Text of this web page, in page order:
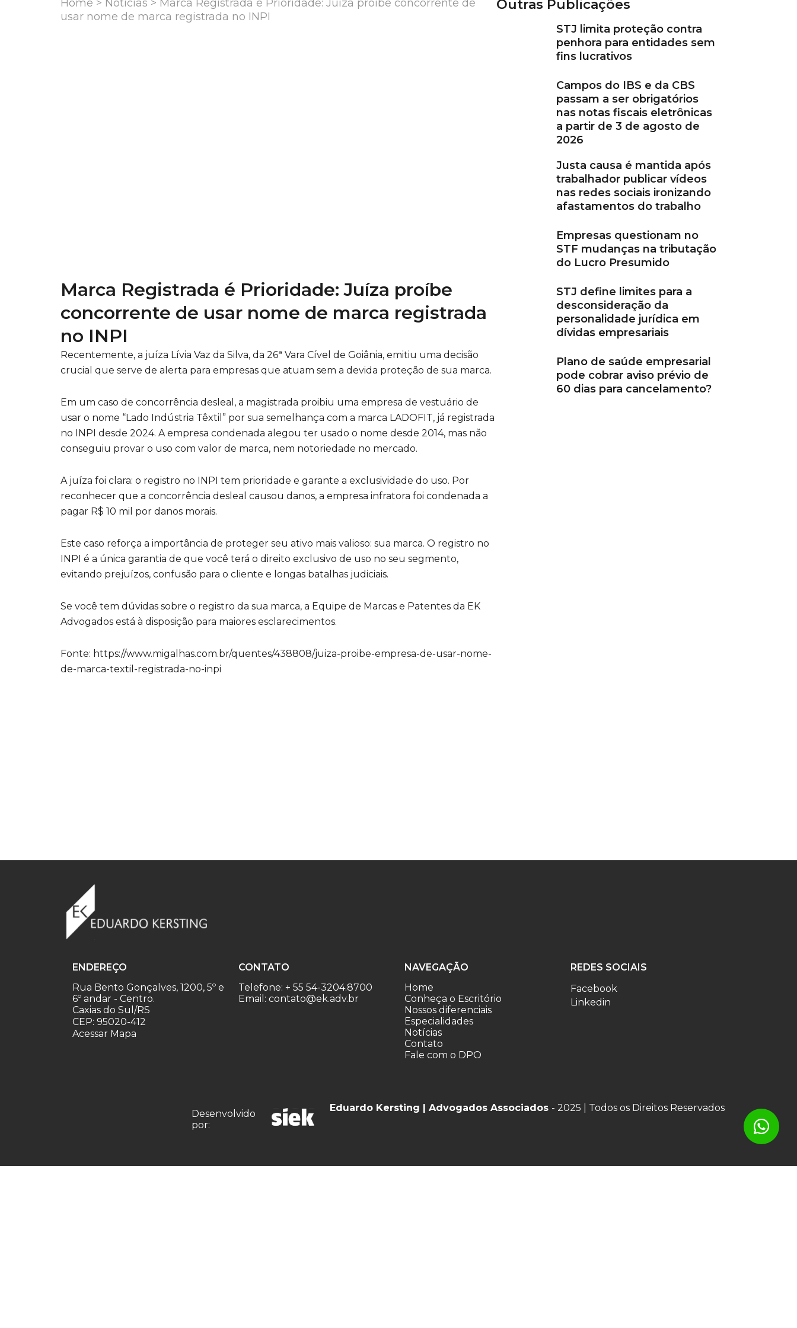
Home > Notícias > Marca Registrada é Prioridade: Juíza proíbe concorrente de
usar nome de marca registrada no INPI
Marca Registrada é Prioridade: Juíza proíbe
concorrente de usar nome de marca registrada
no INPI
Recentemente, a juíza Lívia Vaz da Silva, da 26ª Vara Cível de Goiânia, emitiu uma decisão
crucial que serve de alerta para empresas que atuam sem a devida proteção de sua marca.
Em um caso de concorrência desleal, a magistrada proibiu uma empresa de vestuário de
usar o nome “Lado Indústria Têxtil” por sua semelhança com a marca LADOFIT, já registrada
no INPI desde 2024. A empresa condenada alegou ter usado o nome desde 2014, mas não
conseguiu provar o uso com valor de marca, nem notoriedade no mercado.
A juíza foi clara: o registro no INPI tem prioridade e garante a exclusividade do uso. Por
reconhecer que a concorrência desleal causou danos, a empresa infratora foi condenada a
pagar R$ 10 mil por danos morais.
Este caso reforça a importância de proteger seu ativo mais valioso: sua marca. O registro no
INPI é a única garantia de que você terá o direito exclusivo de uso no seu segmento,
evitando prejuízos, confusão para o cliente e longas batalhas judiciais.
Se você tem dúvidas sobre o registro da sua marca, a Equipe de Marcas e Patentes da EK
Advogados está à disposição para maiores esclarecimentos.
Fonte: https://www.migalhas.com.br/quentes/438808/juiza-proibe-empresa-de-usar-nome-
de-marca-textil-registrada-no-inpi
Outras Publicações
STJ limita proteção contra
penhora para entidades sem
fins lucrativos
Campos do IBS e da CBS
passam a ser obrigatórios
nas notas fiscais eletrônicas
a partir de 3 de agosto de
2026
Justa causa é mantida após
trabalhador publicar vídeos
nas redes sociais ironizando
afastamentos do trabalho
Empresas questionam no
STF mudanças na tributação
do Lucro Presumido
STJ define limites para a
desconsideração da
personalidade jurídica em
dívidas empresariais
Plano de saúde empresarial
pode cobrar aviso prévio de
60 dias para cancelamento?
ENDEREÇO
Rua Bento Gonçalves, 1200, 5º e
6º andar - Centro.
Caxias do Sul/RS
CEP: 95020-412
Acessar Mapa
CONTATO
Telefone: + 55 54-3204.8700
Email: contato@ek.adv.br
NAVEGAÇÃO
Home
Conheça o Escritório
Nossos diferenciais
Especialidades
Notícias
Contato
Fale com o DPO
REDES SOCIAIS
Facebook
Linkedin
Eduardo Kersting | Advogados Associados - 2025 | Todos os Direitos Reservados
Desenvolvido
por: